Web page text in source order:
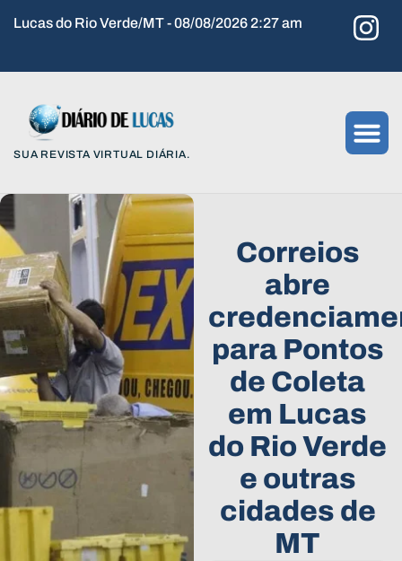
Lucas do Rio Verde/MT - 08/08/2026 2:27 am
SUA REVISTA VIRTUAL DIÁRIA.
Correios
abre
para Pontos
de Coleta
em Lucas
do Rio Verde
e outras
cidades de
MT